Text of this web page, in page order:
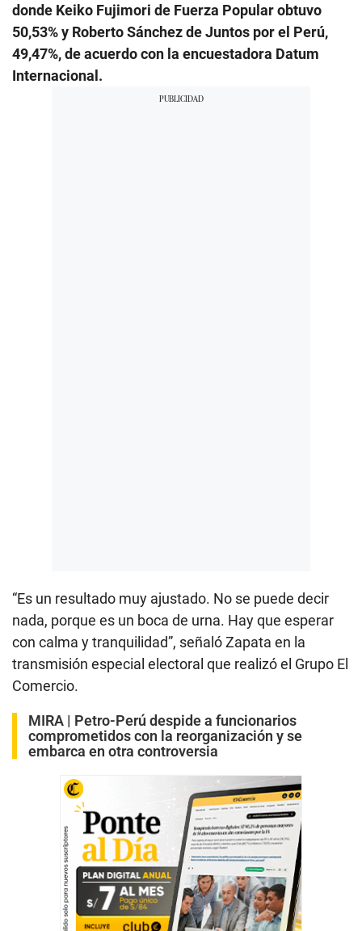
donde Keiko Fujimori de Fuerza Popular obtuvo
50,53% y Roberto Sánchez de Juntos por el Perú,
49,47%, de acuerdo con la encuestadora Datum
Internacional.
“Es un resultado muy ajustado. No se puede decir
nada, porque es un boca de urna. Hay que esperar
con calma y tranquilidad”, señaló Zapata en la
transmisión especial electoral que realizó el Grupo El
Comercio.
MIRA | Petro-Perú despide a funcionarios
comprometidos con la reorganización y se
embarca en otra controversia